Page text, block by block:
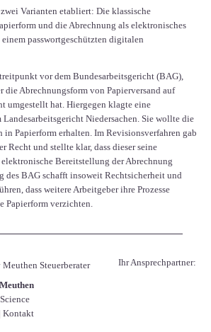
Varianten etabliert: Die klassische
und die Abrechnung als elektronisches
passwortgeschützten digitalen
vor dem Bundesarbeitsgericht (BAG),
die Abrechnungsform von Papierversand auf
umgestellt hat. Hiergegen klagte eine
Niedersachen. Sie wollte die
in Papierform erhalten. Im Revisionsverfahren gab
Recht und stellte klar, dass dieser seine
Bereitstellung der Abrechnung
des BAG schafft insoweit Rechtsicherheit und
dass weitere Arbeitgeber ihre Prozesse
verzichten.
Ihr Ansprechpartner:
Kontakt